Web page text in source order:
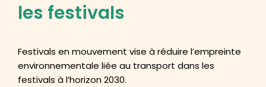
les festivals
Festivals en mouvement vise à réduire l’empreinte
environnementale liée au transport dans les
festivals à l’horizon 2030.